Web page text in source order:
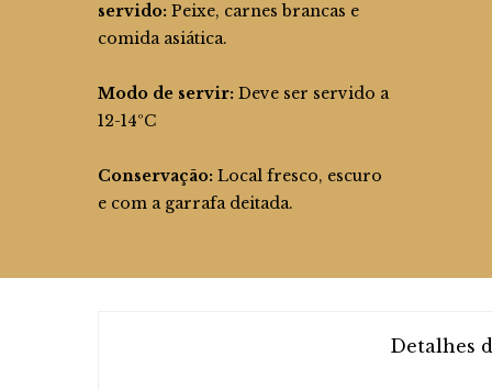
servido: Peixe, carnes brancas e
comida asiática.
Modo de servir: Deve ser servido a
12-14ºC
Conservação: Local fresco, escuro
e com a garrafa deitada.
Detalhes